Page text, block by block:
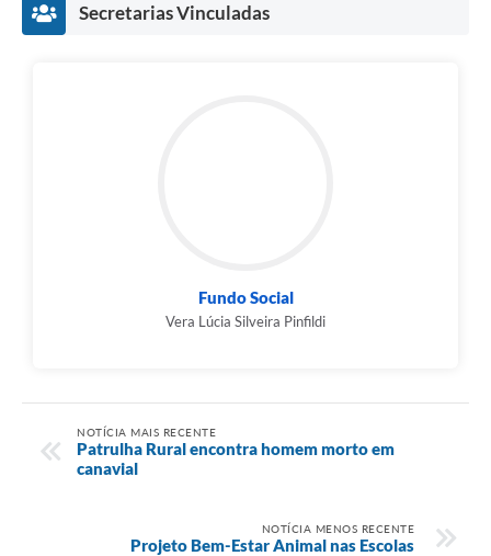
Secretarias Vinculadas
Fundo Social
Vera Lúcia Silveira Pinfildi
NOTÍCIA MAIS RECENTE
Patrulha Rural encontra homem morto em
canavial
NOTÍCIA MENOS RECENTE
Projeto Bem-Estar Animal nas Escolas